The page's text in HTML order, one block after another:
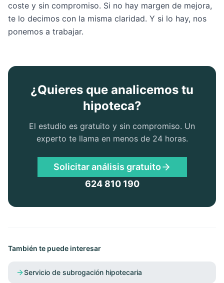
coste y sin compromiso. Si no hay margen de mejora,
te lo decimos con la misma claridad. Y si lo hay, nos
ponemos a trabajar.
¿Quieres que analicemos tu
hipoteca?
El estudio es gratuito y sin compromiso. Un
experto te llama en menos de 24 horas.
Solicitar análisis gratuito
624 810 190
También te puede interesar
Servicio de subrogación hipotecaria